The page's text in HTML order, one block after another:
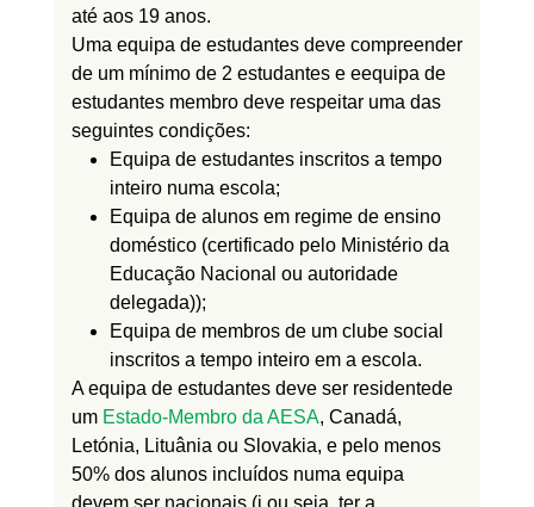
até aos 19 anos.
Uma equipa de estudantes deve compreender
de um mínimo de 2 estudantes e eequipa de
estudantes membro deve respeitar uma das
seguintes condições:
Equipa de estudantes inscritos a tempo
inteiro numa escola;
Equipa de alunos em regime de ensino
doméstico (certificado pelo Ministério da
Educação Nacional ou autoridade
delegada));
Equipa de membros de um clube social
inscritos a tempo inteiro em a escola.
A equipa de estudantes deve ser residentede
um Estado-Membro da AESA, Canadá,
Letónia, Lituânia ou Slovakia, e pelo menos
50% dos alunos incluídos numa equipa